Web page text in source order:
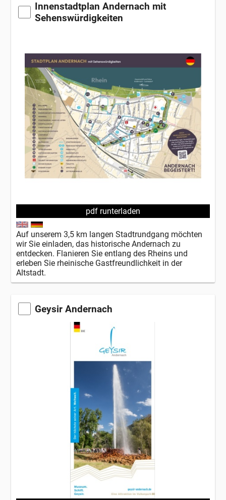
Innenstadtplan Andernach mit
Sehenswürdigkeiten
pdf runterladen
Auf unserem 3,5 km langen Stadtrundgang möchten
wir Sie einladen, das historische Andernach zu
entdecken. Flanieren Sie entlang des Rheins und
erleben Sie rheinische Gastfreundlichkeit in der
Altstadt.
Geysir Andernach